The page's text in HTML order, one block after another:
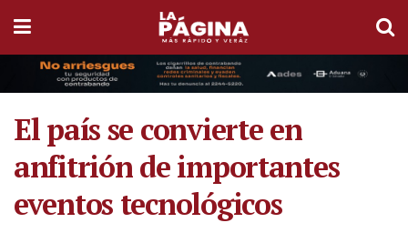
El país se convierte en
anfitrión de importantes
eventos tecnológicos